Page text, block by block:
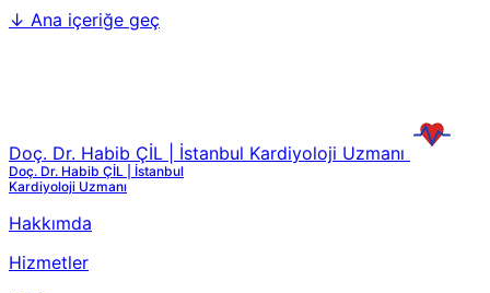
↓ Ana içeriğe geç
Doç. Dr. Habib ÇİL | İstanbul Kardiyoloji Uzmanı
Doç. Dr. Habib ÇİL | İstanbul
Kardiyoloji Uzmanı
Hakkımda
Hizmetler